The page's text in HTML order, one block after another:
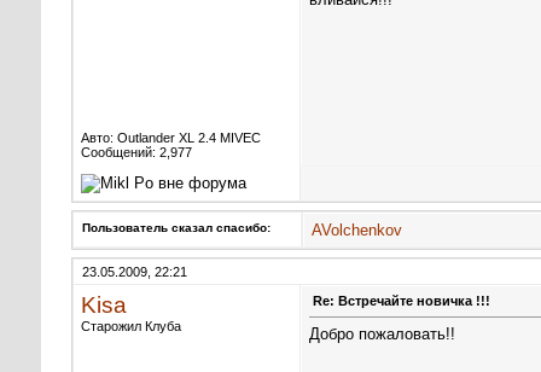
Авто: Outlander XL 2.4 MIVEC
Сообщений: 2,977
Пользователь сказал cпасибо: AVolchenkov
23.05.2009, 22:21
Kisa
Старожил Клуба
Re: Встречайте новичка !!!
Добро пожаловать!!